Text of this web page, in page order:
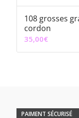
108 grosses
cordon
35,00€
PAIMENT SÉCURISÉ